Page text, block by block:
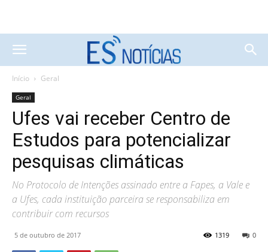
Início Geral
Geral
Ufes vai receber Centro de
Estudos para potencializar
pesquisas climáticas
No Protocolo de Intenções assinado entre a Fapes, a Vale e
a Ufes, cada instituição parceira se responsabiliza em
contribuir com recursos
5 de outubro de 2017 0
1319